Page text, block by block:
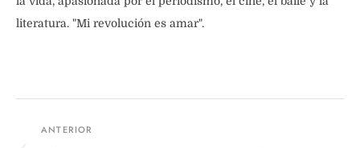
literatura. "Mi revolución es amar".